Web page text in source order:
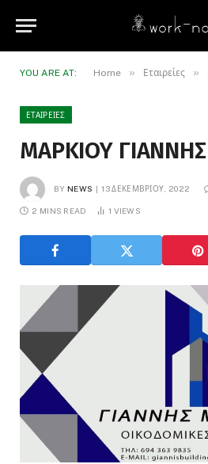
YOU ARE AT: Home » Εταιρείες »
ΕΤΑΙΡΕΊΕΣ
ΜΑΡΚΙΟΥ ΓΙΑΝΝΗΣ
BY NEWS 13 ΔΕΚΕΜΒΡΊΟΥ, 2022
2 MINS READ 1 VIEWS